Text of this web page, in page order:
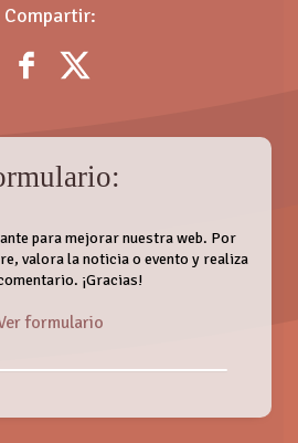
Compartir:
para mejorar nuestra web. Por
valora la noticia o evento y realiza
¡Gracias!
formulario